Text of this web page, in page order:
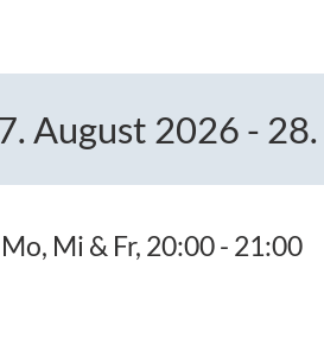
August 2026 -
Mi & Fr, 20:00 - 21:00